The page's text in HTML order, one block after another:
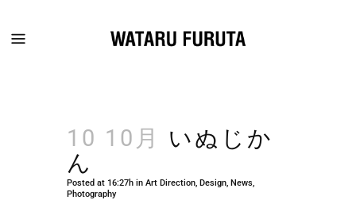
10 10月
いぬじか
ん
Posted at 16:27h in Art Direction Design News
Photography